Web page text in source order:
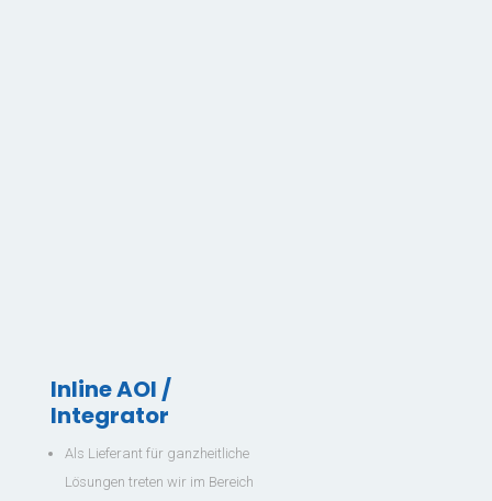
Inline AOI /
Integrator
Als Lieferant für ganzheitliche
Lösungen treten wir im Bereich